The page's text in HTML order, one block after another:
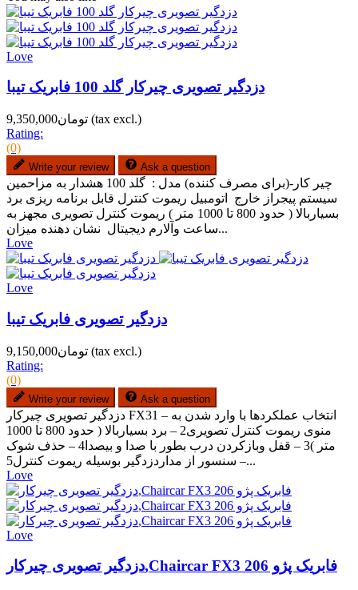
Love
دزدگیر تصویری چیرکار گلد 100 فابریک تیبا
تومان9,350,000 (tax excl.)
Rating:
(0)
Write your review Ask a question
چیر کار-(برای مصرف کننده) مدل : گلد 100 هشدار به مزاحمین
سیستم پیجراز خارج اتومبیل ریموت کنترل قابل برنامه ریزی برد
بسیاربالا ( حدود 800 تا 1000 متر ) ریموت کنترل تصویری مجهز به
ساعت وآلارم دیجیتال نشان دهنده میزان...
Love
Love
دزدگیر تصویری فابریک تیبا
تومان9,150,000 (tax excl.)
Rating:
(0)
Write your review Ask a question
دزدگیر تصویری چیرکار FX31 – انتخاب عملکردها با وارد شدن به
منوی ریموت کنترل تصویری2 – برد بسیاربالا ( حدود 800 تا 1000
متر )3 – قفل وبازکردن درب بطور با صدا و بیصدا4 – حذف شوک
سنسور از مداردزدگیر بوسیله ریموت کنترل5 –...
Love
Love
دزدگیر تصویری چیرکار,Chaircar FX3 فابریک پژو 206